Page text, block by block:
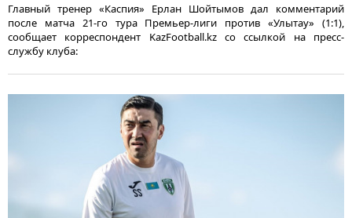
Главный тренер «Каспия» Ерлан Шойтымов дал комментарий
после матча 21-го тура Премьер-лиги против «Улытау» (1:1),
сообщает корреспондент KazFootball.kz со ссылкой на пресс-
службу клуба: